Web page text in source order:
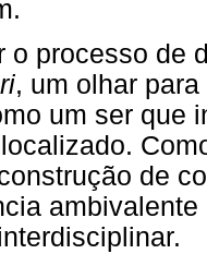
o processo de
, um olhar
um ser que
de